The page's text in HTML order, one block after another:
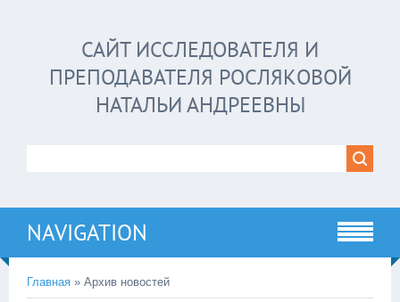
САЙТ ИССЛЕДОВАТЕЛЯ И
ПРЕПОДАВАТЕЛЯ РОСЛЯКОВОЙ
НАТАЛЬИ АНДРЕЕВНЫ
NAVIGATION
Главная » Архив новостей